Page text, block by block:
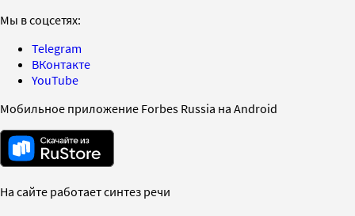
Мы в соцсетях:
Telegram
ВКонтакте
YouTube
Мобильное приложение Forbes Russia на Android
На сайте работает синтез речи